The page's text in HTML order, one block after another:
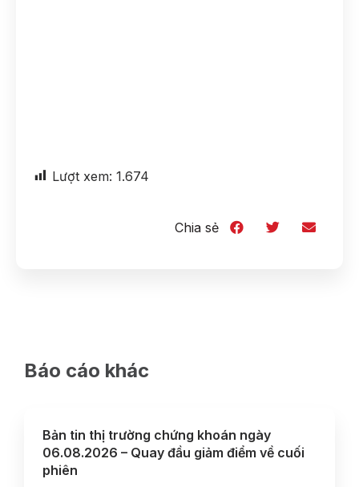
Lượt xem: 1.674
Chia sẻ
Báo cáo khác
Bản tin thị trường chứng khoán ngày
06.08.2026 – Quay đầu giảm điểm về cuối
phiên